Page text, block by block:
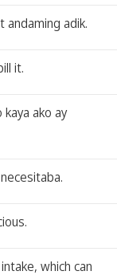
andaming adik.
it.
ako ay
which can